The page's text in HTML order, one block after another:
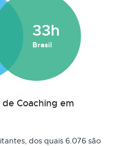
33h
Brasil
Coaching em
dos quais 6.076 são